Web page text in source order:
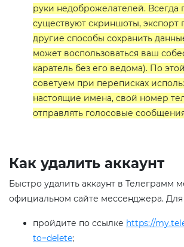
руки недоброжелателей. Всегда
существуют скриншоты, экспорт
другие способы сохранить
может воспользоваться ваш
каратель без его ведома). По
советуем при переписках
настоящие имена, свой номер
отправлять голосовые
Как удалить аккаунт
Быстро удалить аккаунт в Телеграмм
официальном сайте мессенджера. Для
пройдите по ссылке https://
to=delete;